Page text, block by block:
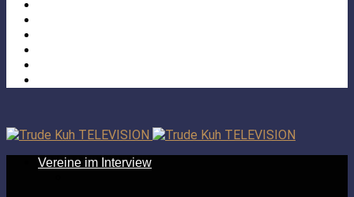
Vereine im Interview